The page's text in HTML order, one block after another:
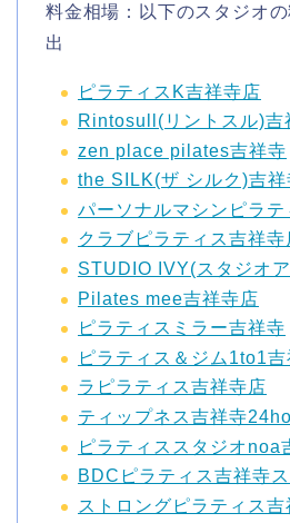
料金相場：以下のスタジオ
出
ピラティスK吉祥寺店
Rintosull(リントスル)吉
zen place pilates吉祥寺
the SILK(ザ シルク)吉祥
パーソナルマシンピラ
クラブピラティス吉祥寺
STUDIO IVY(スタジオ
Pilates mee吉祥寺店
ピラティスミラー吉祥寺
ピラティス＆ジム1to1
ラピラティス吉祥寺店
ティップネス吉祥寺
ピラティススタジオnoa
BDCピラティス吉祥寺
ストロングピラティス吉